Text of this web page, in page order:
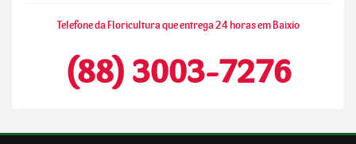
Telefone da Floricultura que entrega 24 horas em Baixio
(88) 3003-7276